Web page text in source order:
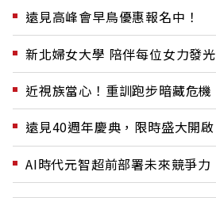
遠見高峰會早鳥優惠報名中！
新北婦女大學 陪伴每位女力發光
近視族當心！重訓跑步暗藏危機
遠見40週年慶典，限時盛大開啟
AI時代元智超前部署未來競爭力